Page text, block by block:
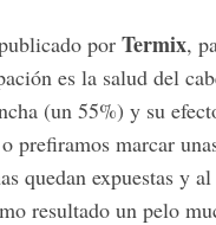
por Termix,
es la salud del
(un 55%) y su
prefiramos marcar
quedan expuestas y
resultado un pelo